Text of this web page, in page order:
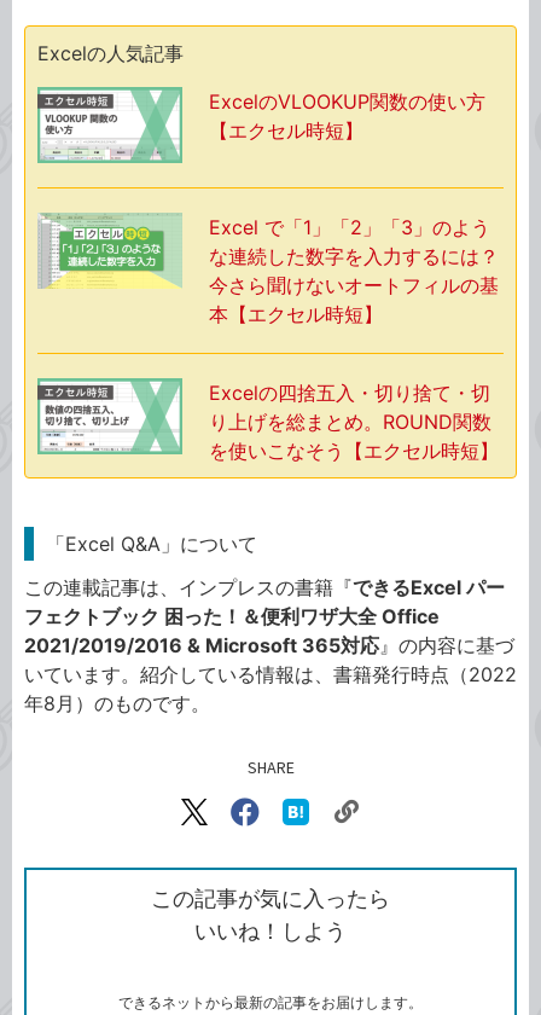
Excelの人気記事
ExcelのVLOOKUP関数の使い方
【エクセル時短】
Excel で「1」「2」「3」のよう
な連続した数字を入力するには？
今さら聞けないオートフィルの基
本【エクセル時短】
Excelの四捨五入・切り捨て・切
り上げを総まとめ。ROUND関数
を使いこなそう【エクセル時短】
「Excel Q&A」について
この連載記事は、インプレスの書籍『できるExcel パー
フェクトブック 困った！＆便利ワザ大全 Office
2021/2019/2016 & Microsoft 365対応 』の内容に基づ
いています。紹介している情報は、書籍発行時点（2022
年8月）のものです。
SHARE
X（旧
で
シ
ェ
ア
Facebook
シ
ェ
ア
な
ッ
ク
ク
ク
を
コ
この記事が気に入ったら
いいね！しよう
できるネットから最新の記事をお届けします。